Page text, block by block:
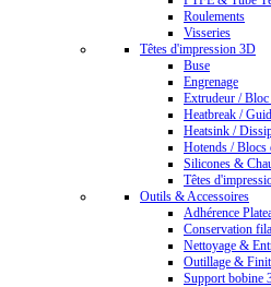
Roulements
Visseries
Têtes d'impression 3D
Buse
Engrenage
Extrudeur /
Heatbreak /
Heatsink /
Hotends / Blocs
Silicones &
Têtes
Outils & Accessoires
Adhérence
Conservation
Nettoyage &
Outillage &
Support bobine